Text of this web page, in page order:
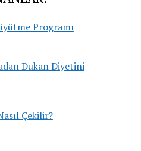
Programı
Dukan Diyetini
Çekilir?